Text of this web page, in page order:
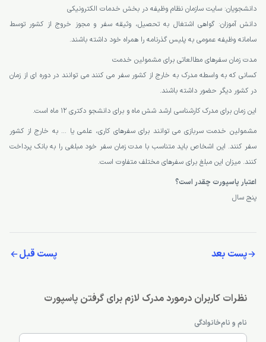
دانشجویان: سایت سازمان نظام وظیفه در بخش خدمات الکترونیکی
دانش آموزان: گواهی اشتغال به تحصیل، وثیقه سفر و مجوز خروج از کشور توسط
سامانه وظیفه عمومی به پلیس گذرنامه را همراه خود داشته باشند.
مدت زمان سفرهای مطالعاتی برای مشمولین خدمت
کسانی که به واسطه مدرک به خارج از کشور سفر می کنند می توانند در دوره ای از زمان
در کشور دیگر حضور داشته باشند.
این زمان برای مدرک کارشناسی ارشد شش ماه و برای دانشجو دکتری 12 ماه است.
مشمولین خدمت سربازی می توانند برای سفرهای کاری، علمی یا … به خارج از کشور
سفر کنند. این اشخاص باید متناسب با مدت زمان سفر خود مبلغی را به بانک پرداخت
کنند. میزان این مبلغ برای سفرهای مختلف متفاوت است.
اعتبار پاسپورت چقدر است؟
پنج سال
پست بعد پست قبل
نظرات کاربران درمورد مدرک لازم برای گرفتن پاسپورت
نام و نام‌خانوادگی